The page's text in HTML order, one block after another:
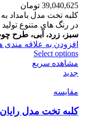
39,040,625 تومان
در رنگ های متنوع
سبز، زرد، آبی، طرح
افزودن به علاقه مندی
Select options
مشاهده سریع
جدید
مقایسه
کلبه تخت مدل رایان